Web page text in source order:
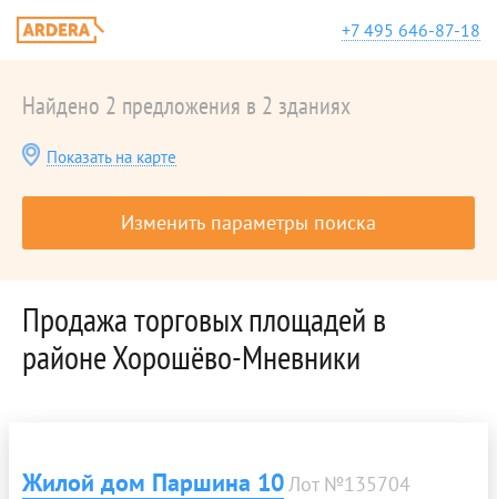
+7 495 646-87-18
Найдено 2 предложения в 2 зданиях
Показать на карте
Изменить параметры поиска
Продажа торговых площадей в
районе Хорошёво-Мневники
Жилой дом Паршина 10Лот №135704